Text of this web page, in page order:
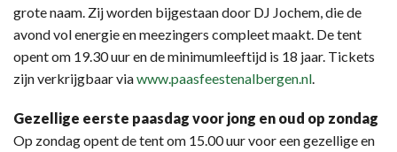
grote naam. Zij worden bijgestaan door DJ Jochem, die de
avond vol energie en meezingers compleet maakt. De tent
opent om 19.30 uur en de minimumleeftijd is 18 jaar. Tickets
zijn verkrijgbaar viawww.paasfeestenalbergen.nl
Gezellige eerste paasdag voor jong en oud op zondag
Op zondag opent de tent om 15.00 uur voor een gezellige en